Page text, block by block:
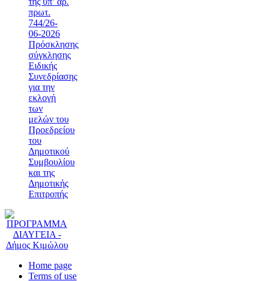
πρωτ.
744/26-
06-2026
Πρόσκλησης
σύγκλησης
Ειδικής
Συνεδρίασης
για την
εκλογή
των
μελών του
Προεδρείου
του
Δημοτικού
Συμβουλίου
και της
Δημοτικής
Επιτροπής
Home page
Terms of use